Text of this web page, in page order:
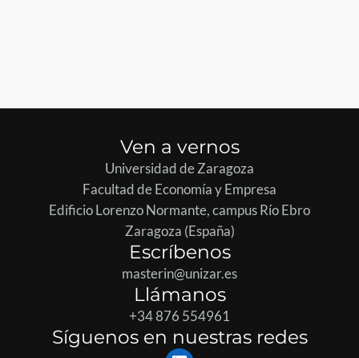
Ven a vernos
Universidad de Zaragoza
Facultad de Economía y Empresa
Edificio Lorenzo Normante, campus Río Ebro
Zaragoza (España)
Escríbenos
masterin@unizar.es
Llámanos
+34 876 554961
Síguenos en nuestras redes